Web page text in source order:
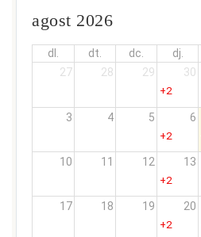
agost 2026
dl. dt. dc. dj.
27
28 29 30
+2
3 4 5 6
+2
10 11 12 13
+2
17 18 19 20
+2